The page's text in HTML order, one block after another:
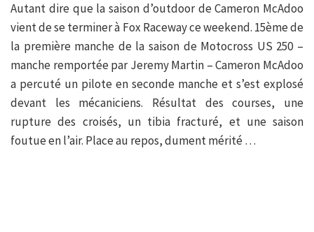
Autant dire que la saison d’outdoor de Cameron McAdoo
vient de se terminer à Fox Raceway ce weekend. 15ème de
la première manche de la saison de Motocross US 250 –
manche remportée par Jeremy Martin – Cameron McAdoo
a percuté un pilote en seconde manche et s’est explosé
devant les mécaniciens. Résultat des courses, une
rupture des croisés, un tibia fracturé, et une saison
foutue en l’air. Place au repos, dument mérité …